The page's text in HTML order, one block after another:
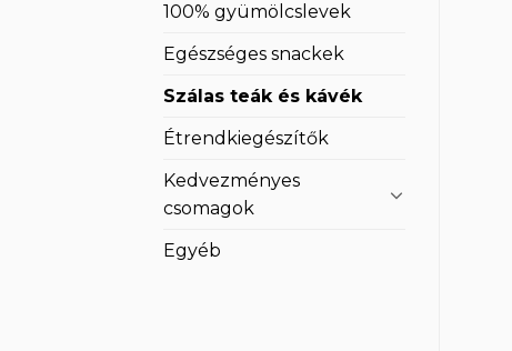
100% gyümölcslevek
Egészséges snackek
Szálas teák és kávék
Étrendkiegészítők
Kedvezményes
csomagok
Egyéb